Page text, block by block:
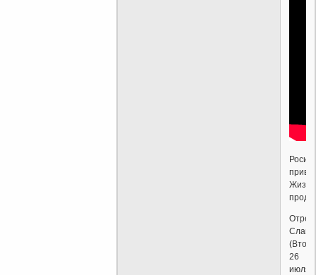
Жизнь
Слава
26
июля,